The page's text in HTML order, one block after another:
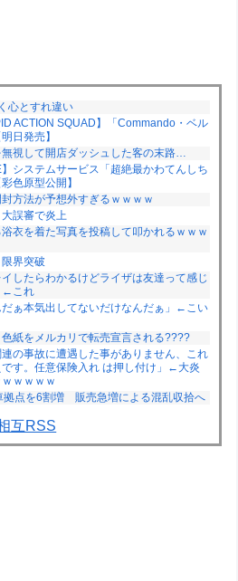
心とすれ違い
ACTION SQUAD】「Commando・ベル
日発売】
視して開店ダッシュした客の末路…
】システムサービス「超絶最かわてんしち
色原型公開】
方法が予想外すぎるｗｗｗｗ
大誤審で炎上
衣を着た写真を投稿して叩かれるｗｗｗ
界突破
したらわかるけどライザは友達って感じ
←これ
ぁ本気出してないだけなんだぁ」←こい
色紙をメルカリで転売宣言される????
連の事故に遭遇した事がありません、これ
す。任意保険入れ は押し付け」←大炎
ｗｗｗｗ
拠点を6割増 販売急増による混乱収拾へ
互RSS